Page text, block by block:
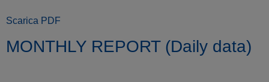
Scarica PDF
MONTHLY REPORT (Daily data)